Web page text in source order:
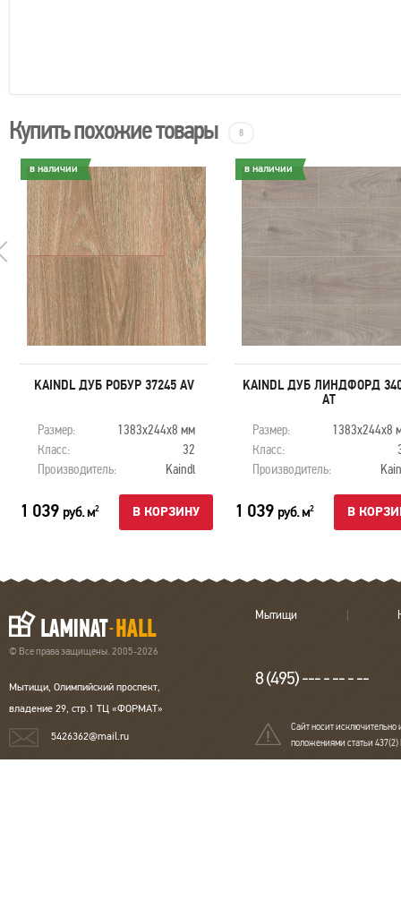
Купить похожие товары 8
в наличии
KAINDL ДУБ РОБУР 37245 AV
Размер:
1383х244х8 мм
Класс:
32
Производитель:
Kaindl
1 039 руб. м2 В КОРЗИНУ
в наличии
KAINDL ДУБ ЛИНДФОРД
АТ
Размер:
1383х244х8
Класс:
Производитель:
1 039 руб. м2 В
© Все права защищены. 2005-2026
Мытищи, Олимпийский проспект,
владение 29, стр.1 ТЦ «ФОРМАТ»
5426362@mail.ru
Мытищи
8 (495) --- - -- - --
Сайт носит исключительно
положениями статьи